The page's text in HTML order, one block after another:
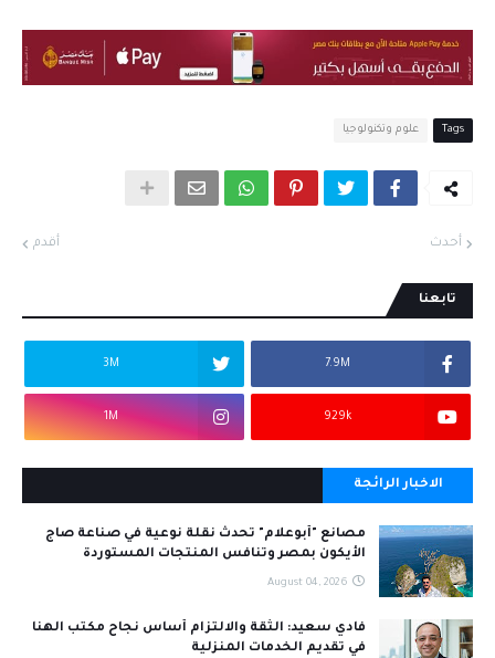
Tags علوم وتكنولوجيا
أحدث أقدم
تابعنا
7.9M
3M
929k
1M
الاخبار الرائجة
مصانع "أبوعلام" تحدث نقلة نوعية في صناعة صاج
الأيكون بمصر وتنافس المنتجات المستوردة
August 04, 2026
فادي سعيد: الثقة والالتزام أساس نجاح مكتب الهنا
في تقديم الخدمات المنزلية